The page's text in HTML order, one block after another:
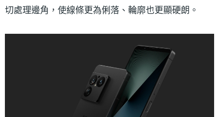
切處理邊角，使線條更為俐落、輪廓也更顯硬朗。